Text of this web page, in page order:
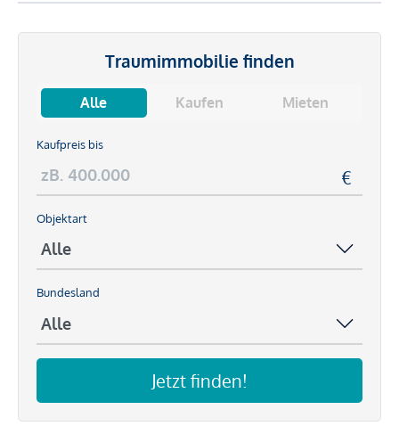
Traumimmobilie finden
Alle Kaufen Mieten
Kaufpreis bis
Objektart
Bundesland
Jetzt finden!